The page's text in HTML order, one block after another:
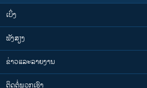
ເບິ່ງ
ຟັງສຽງ
ຂ່າວແລະລາຍງານ
ຕິດຕໍ່ພວກເຮົາ